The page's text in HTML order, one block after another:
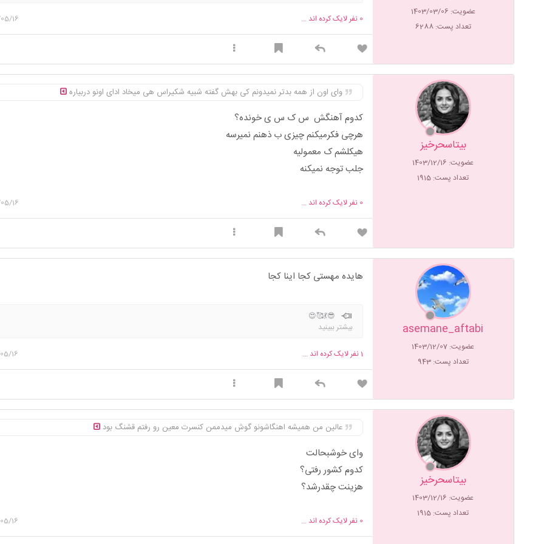
عضویت: 1403/03/06
تعداد پست: 6288
16 0 نفر لایک کرده اند ...
بیتاسحرخیز
عضویت: 1403/12/16
تعداد پست: 1915
وای اون از همه بدتر نمیدونم کی بهش گفته شبیه شکیراس هی میخاد ادای اونو دربیاره
کدوم آهنگش س ک س ی خونده؟
هرچی فکرمیکنم چیزی ب ذهنم نمیرسه
هیکلشم ک معمولیه
جلب توجه نمیکنه
16 0 نفر لایک کرده اند ...
asemane_aftabi
عضویت: 1403/12/07
تعداد پست: 943
هایده مهستی کجا اینا کجا
😎💃🥰😍
بیشتر ببینید
16 1نفر لایک کرده اند ...
بیتاسحرخیز
عضویت: 1403/12/16
تعداد پست: 1915
عالین من همیشه اهنگاشونو گوش میدممن کنسرت معین رو رفتم قشنگ بود
وای خوشبحالت
کدوم کشور رفتی؟
هزینت چقدرشد؟
16 0 نفر لایک کرده اند ...